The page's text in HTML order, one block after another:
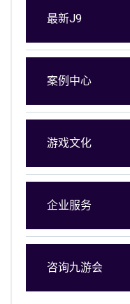
最新J9
案例中心
游戏文化
企业服务
咨询九游会